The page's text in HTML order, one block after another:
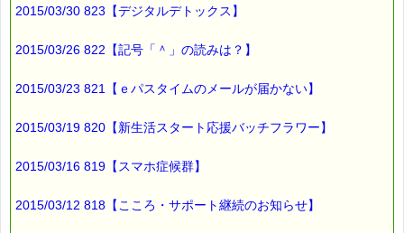
2015/03/30 823【デジタルデトックス】
2015/03/26 822【記号「＾」の読みは？】
2015/03/23 821【ｅパスタイムのメールが届かない】
2015/03/19 820【新生活スタート応援バッチフラワー】
2015/03/16 819【スマホ症候群】
2015/03/12 818【こころ・サポート継続のお知らせ】